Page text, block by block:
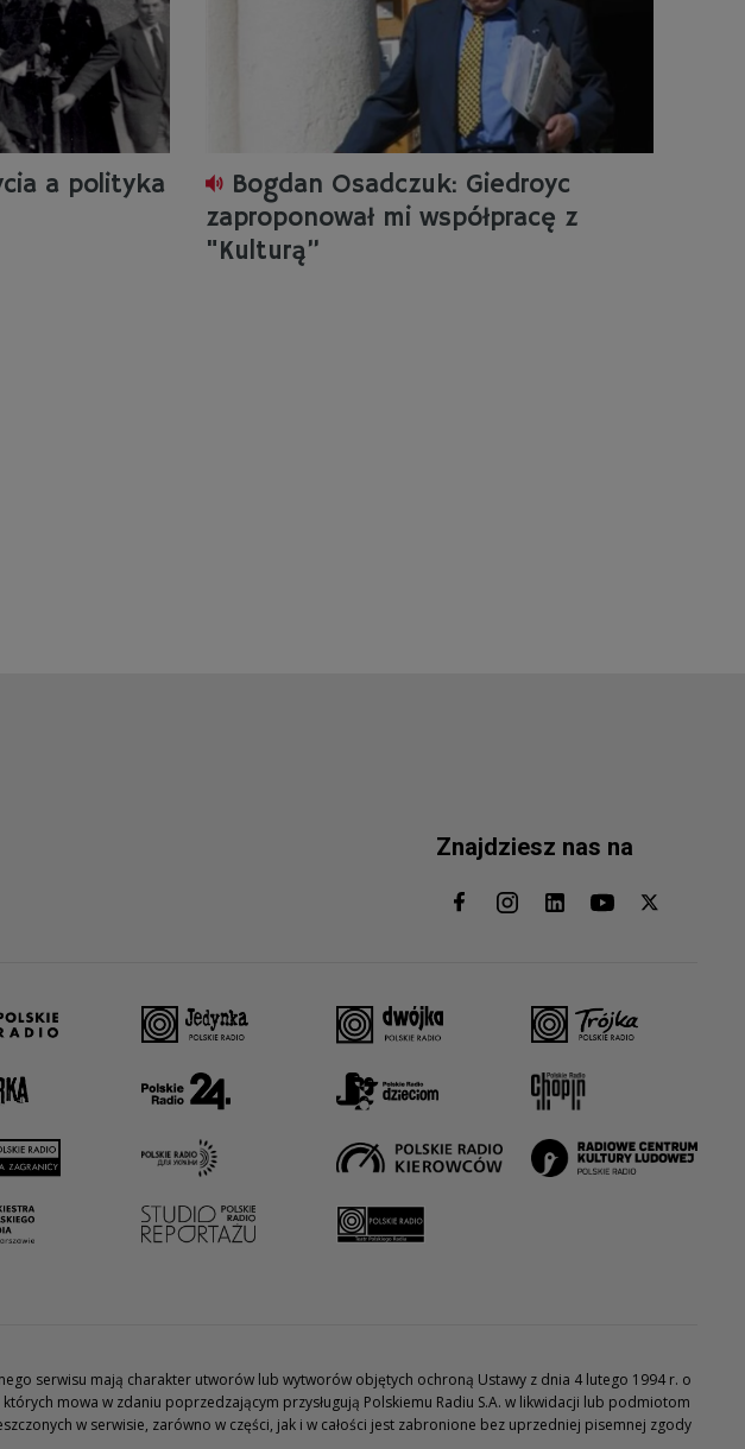
a polityka
Bogdan Osadczuk: Giedroyc
zaproponował mi współpracę z
"Kulturą”
Znajdziesz nas na
serwisu mają charakter utworów lub wytworów objętych ochroną Ustawy z dnia 4 lutego 1994 r. o
mowa w zdaniu poprzedzającym przysługują Polskiemu Radiu S.A. w likwidacji lub podmiotom
w serwisie, zarówno w części, jak i w całości jest zabronione bez uprzedniej pisemnej zgody